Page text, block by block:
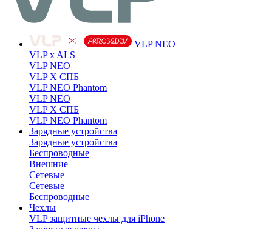
VLP NEO
VLP x ALS
VLP NEO
VLP X СПБ
VLP NEO Phantom
VLP NEO
VLP X СПБ
VLP NEO Phantom
Зарядные устройства
Зарядные устройства
Беспроводные
Внешние
Сетевые
Сетевые
Беспроводные
Чехлы
VLP защитные чехлы для iPhone